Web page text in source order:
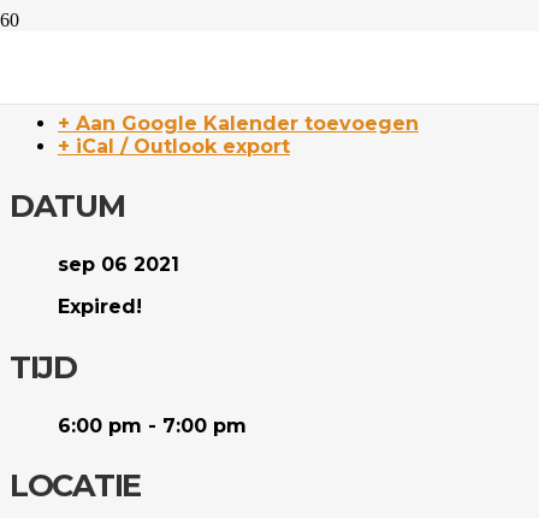
+ Aan Google Kalender toevoegen
+ iCal / Outlook export
DATUM
sep 06 2021
Expired!
TIJD
6:00 pm - 7:00 pm
LOCATIE